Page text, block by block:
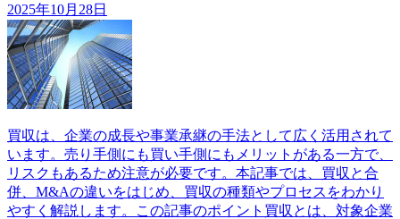
2025年10月28日
買収は、企業の成長や事業承継の手法として広く活用されて
います。売り手側にも買い手側にもメリットがある一方で、
リスクもあるため注意が必要です。本記事では、買収と合
併、M&Aの違いをはじめ、買収の種類やプロセスをわかり
やすく解説します。この記事のポイント買収とは、対象企業